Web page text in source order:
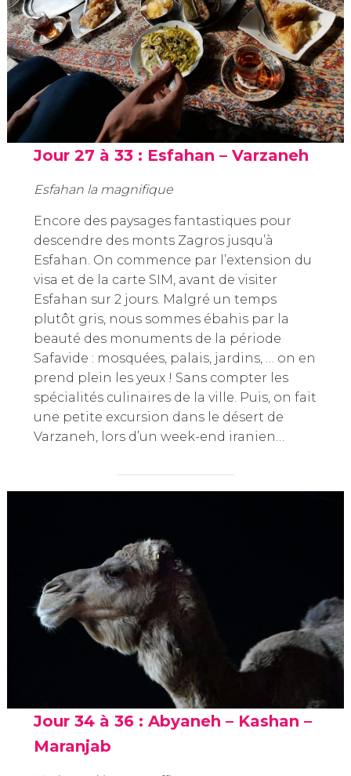
Jour 27 à 33 : Esfahan – Varzaneh
Esfahan la magnifique
Encore des paysages fantastiques pour
descendre des monts Zagros jusqu’à
Esfahan. On commence par l’extension du
visa et de la carte SIM, avant de visiter
Esfahan sur 2 jours. Malgré un temps
plutôt gris, nous sommes ébahis par la
beauté des monuments de la période
Safavide : mosquées, palais, jardins, … on en
prend plein les yeux ! Sans compter les
spécialités culinaires de la ville. Puis, on fait
une petite excursion dans le désert de
Varzaneh, lors d’un week-end iranien…
Jour 34 à 36 : Abyaneh – Kashan –
Maranjab